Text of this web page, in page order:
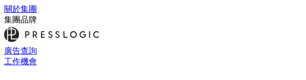
關於集團
集團品牌
廣告查詢
工作機會